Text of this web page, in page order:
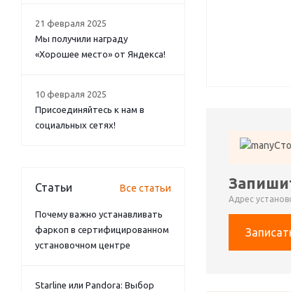
Адрес
21 февраля 2025
Мы получили награду
«Хорошее место» от Яндекса!
10 февраля 2025
Присоединяйтесь к нам в
социальных сетях!
Статьи Все статьи
Почему важно устанавливать
фаркоп в сертифицированном
установочном центре
Starline или Pandora: Выбор